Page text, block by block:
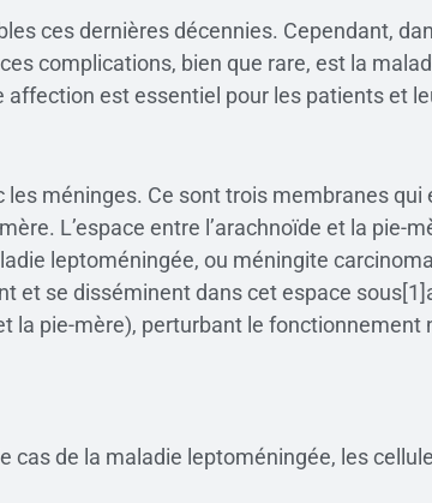
ces dernières décennies. Cependant,
complications, bien que rare, est la
est essentiel pour les patients et
méninges. Ce sont trois membranes qui
L’espace entre l’arachnoïde et la pie-
leptoméningée, ou méningite
et se disséminent dans cet espace
la pie-mère), perturbant le fonctionnement
cas de la maladie leptoméningée, les